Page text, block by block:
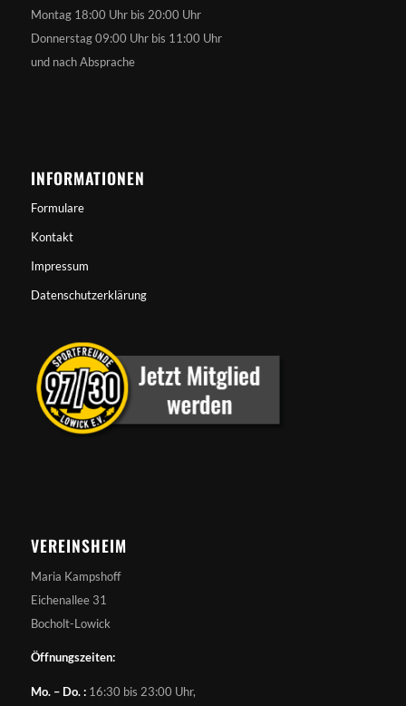
Montag 18:00 Uhr bis 20:00 Uhr
Donnerstag 09:00 Uhr bis 11:00 Uhr
und nach Absprache
INFORMATIONEN
Formulare
Kontakt
Impressum
Datenschutzerklärung
VEREINSHEIM
Maria Kampshoff
Eichenallee 31
Bocholt-Lowick
Öffnungszeiten:
Mo. – Do. :16:30 bis 23:00 Uhr,